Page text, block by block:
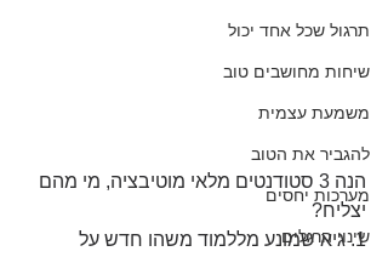
תרגול שכל אחד יכול
שיחות מחושבים טוב
משמעת עצמית
להגביר את הטוב
מערכות יחסים
שינוי הרגלים
הנה 3 סטודנטים מלאי מוטיבציה, מי מהם
יצליח?
1. גיא שמונע מללמוד משהו חדש על